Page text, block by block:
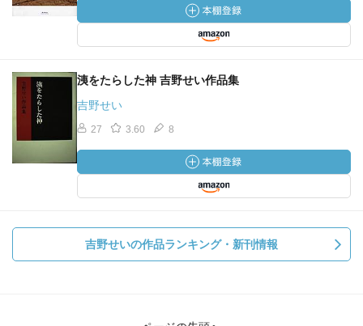
洟をたらした神 吉野せい作品集
吉野せい
27 3.60 8
吉野せいの作品ランキング・新刊情報